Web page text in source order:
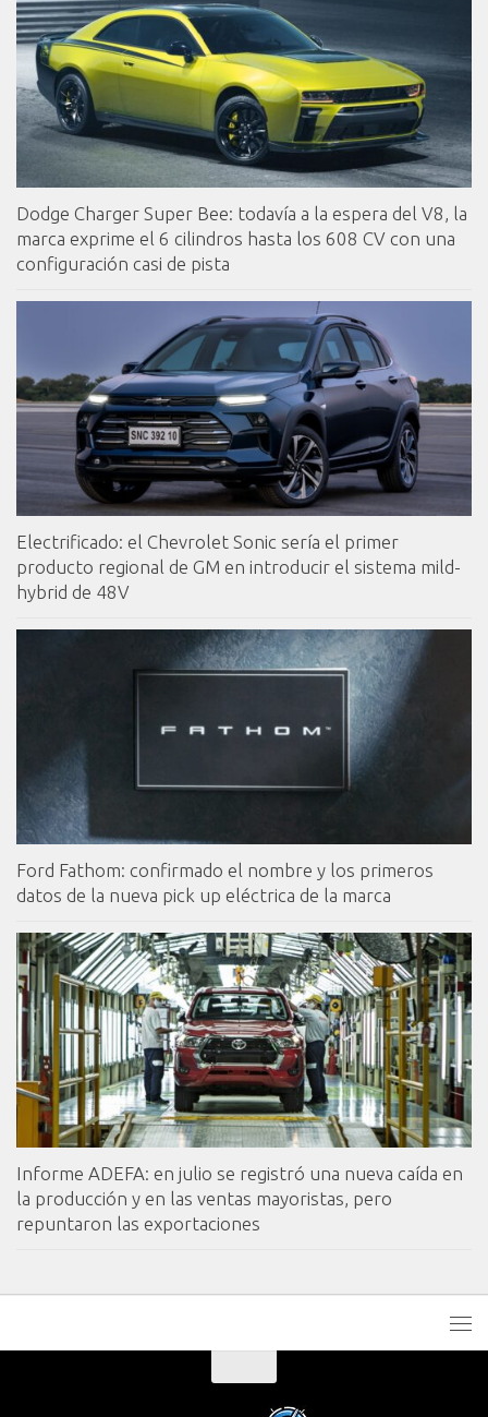
Dodge Charger Super Bee: todavía a la espera del V8, la
marca exprime el 6 cilindros hasta los 608 CV con una
configuración casi de pista
Electrificado: el Chevrolet Sonic sería el primer
producto regional de GM en introducir el sistema mild-
hybrid de 48V
Ford Fathom: confirmado el nombre y los primeros
datos de la nueva pick up eléctrica de la marca
Informe ADEFA: en julio se registró una nueva caída en
la producción y en las ventas mayoristas, pero
repuntaron las exportaciones